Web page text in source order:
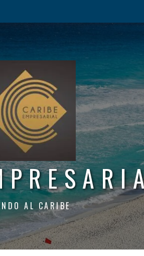
AL CARIBE